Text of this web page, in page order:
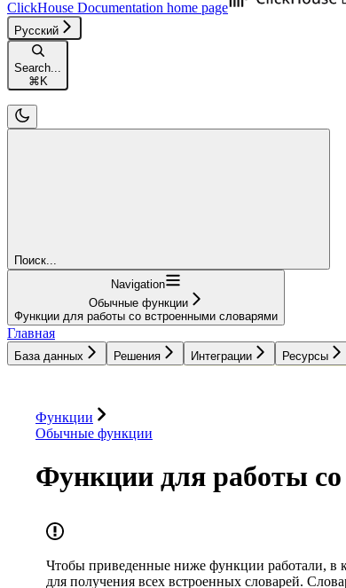
ClickHouse Documentation home page
Русский
Search...
⌘K
Поиск...
Navigation
Обычные функции
Функции для работы со встроенными словарями
Главная
База данных Решения Интеграции Ресурсы
Функции
Обычные функции
Функции для работы
Чтобы приведенные ниже функции работали, в
для получения всех встроенных словарей.